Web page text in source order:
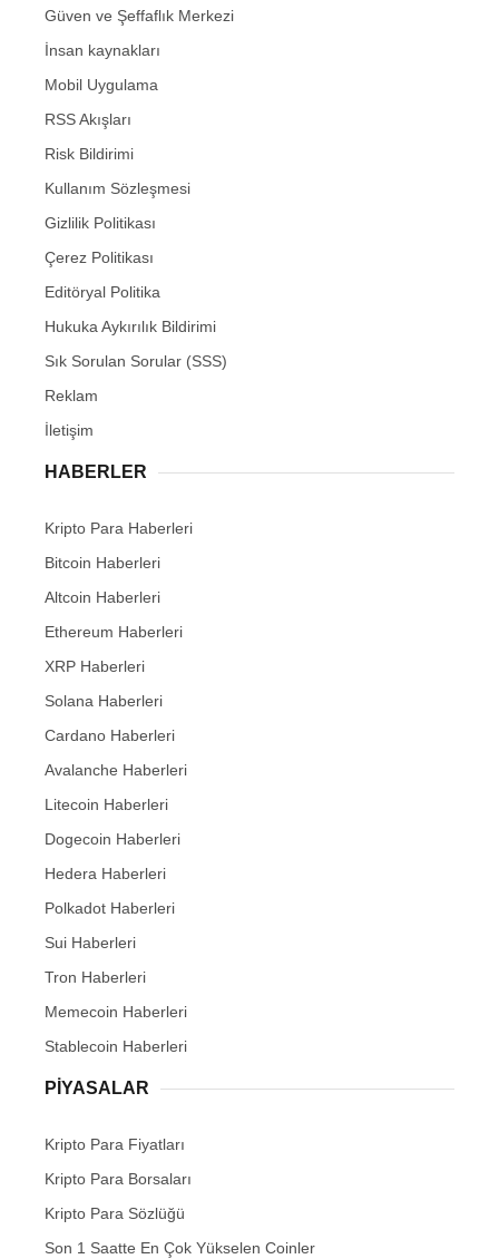
Güven ve Şeffaflık Merkezi
İnsan kaynakları
Mobil Uygulama
RSS Akışları
Risk Bildirimi
Kullanım Sözleşmesi
Gizlilik Politikası
Çerez Politikası
Editöryal Politika
Hukuka Aykırılık Bildirimi
Sık Sorulan Sorular (SSS)
Reklam
İletişim
HABERLER
Kripto Para Haberleri
Bitcoin Haberleri
Altcoin Haberleri
Ethereum Haberleri
XRP Haberleri
Solana Haberleri
Cardano Haberleri
Avalanche Haberleri
Litecoin Haberleri
Dogecoin Haberleri
Hedera Haberleri
Polkadot Haberleri
Sui Haberleri
Tron Haberleri
Memecoin Haberleri
Stablecoin Haberleri
PIYASALAR
Kripto Para Fiyatları
Kripto Para Borsaları
Kripto Para Sözlüğü
Son 1 Saatte En Çok Yükselen Coinler